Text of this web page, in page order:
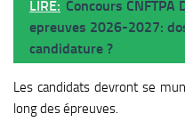
LIRE: Concours CNFTPA
epreuves 2026-2027:
candidature ?
Les candidats devront se
long des épreuves.